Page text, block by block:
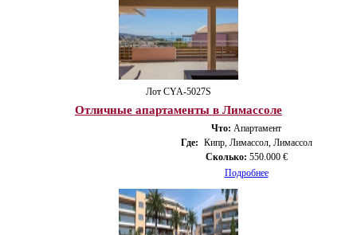
Лот CYA-5027S
Отличные апартаменты в Лимассоле
Что: Апартамент
Где: Кипр, Лимассол, Лимассол
Сколько: 550.000 €
Подробнее